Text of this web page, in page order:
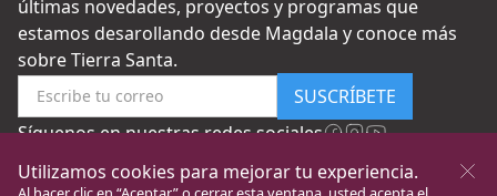
últimas novedades, proyectos y programas que
estamos desarollando desde Magdala y conoce más
sobre Tierra Santa.
SUSCRÍBETE
Síguenos en nuestras redes sociales
Utilizamos cookies para mejorar tu experiencia.